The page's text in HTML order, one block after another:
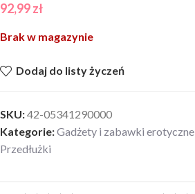
92,99zł
Brak w magazynie
Dodaj do listy życzeń
SKU:42-05341290000
Kategorie:Gadżety i zabawki erotyczne
Przedłużki